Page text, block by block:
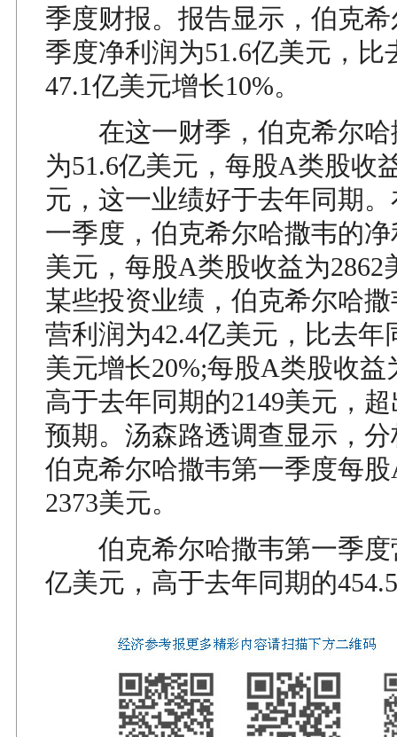
季度财报。报告显示，伯克
季度净利润为51.6亿美元，比
47.1亿美元增长10%。
在这一财季，伯克希尔哈
为51.6亿美元，每股A类股收
元，这一业绩好于去年同期
一季度，伯克希尔哈撒韦的净
美元，每股A类股收益为2862
某些投资业绩，伯克希尔哈
营利润为42.4亿美元，比去年
美元增长20%;每股A类股收益
高于去年同期的2149美元，
预期。汤森路透调查显示，
伯克希尔哈撒韦第一季度每
2373美元。
伯克希尔哈撒韦第一季度
亿美元，高于去年同期的